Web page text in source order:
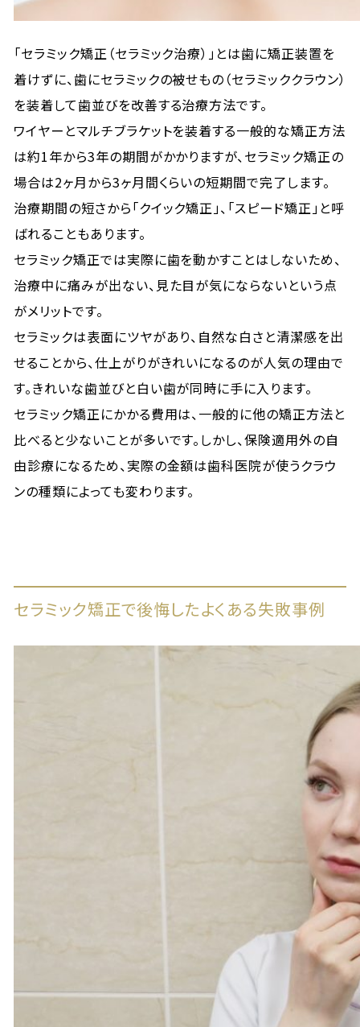
「セラミック矯正（セラミック治療）」とは歯に矯正装置を
着けずに、歯にセラミックの被せもの（セラミッククラウン）
を装着して歯並びを改善する治療方法です。
ワイヤーとマルチブラケットを装着する一般的な矯正方法
は約1年から3年の期間がかかりますが、セラミック矯正の
場合は2ヶ月から3ヶ月間くらいの短期間で完了します。
治療期間の短さから「クイック矯正」、「スピード矯正」と呼
ばれることもあります。
セラミック矯正では実際に歯を動かすことはしないため、
治療中に痛みが出ない、見た目が気にならないという点
がメリットです。
セラミックは表面にツヤがあり、自然な白さと清潔感を出
せることから、仕上がりがきれいになるのが人気の理由で
す。きれいな歯並びと白い歯が同時に手に入ります。
セラミック矯正にかかる費用は、一般的に他の矯正方法と
比べると少ないことが多いです。しかし、保険適用外の自
由診療になるため、実際の金額は歯科医院が使うクラウ
ンの種類によっても変わります。
セラミック矯正で後悔したよくある失敗事例